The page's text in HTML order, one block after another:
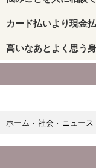
ホーム › 社会 › ニュース